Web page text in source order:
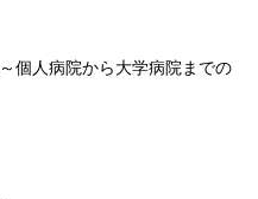
個人病院から大学病院までの